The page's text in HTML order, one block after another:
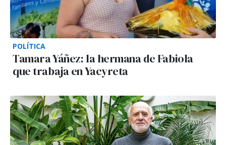
POLÍTICA
Tamara Yáñez: la hermana de Fabiola
que trabaja en Yacyreta